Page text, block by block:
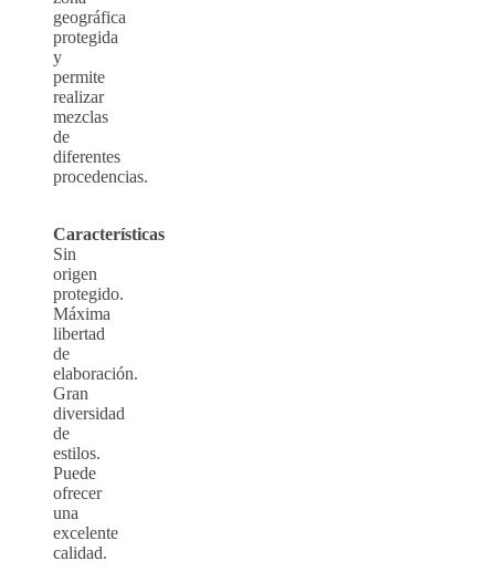
geográfica
protegida
y
permite
realizar
mezclas
de
diferentes
procedencias.
Características
Sin
origen
protegido.
Máxima
libertad
de
elaboración.
Gran
diversidad
de
estilos.
Puede
ofrecer
una
excelente
calidad.